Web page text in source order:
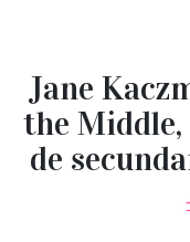
Jane
the Middle,
de